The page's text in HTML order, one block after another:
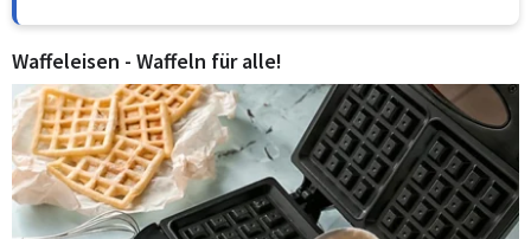
Waffeleisen - Waffeln für alle!